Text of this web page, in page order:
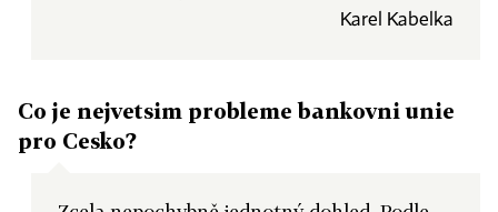
Karel Kabelka
Co je nejvetsim probleme bankovni unie
pro Cesko?